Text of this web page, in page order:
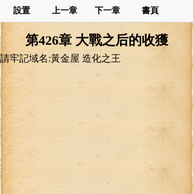
設置 上一章 下一章 書頁
第426章 大戰之后的收獲
請牢記域名:黃金屋 造化之王